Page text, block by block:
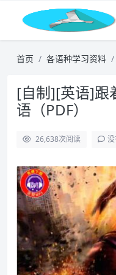
首页 各语种学习资料
[自制][英语]跟
语（PDF）
26,638次阅读